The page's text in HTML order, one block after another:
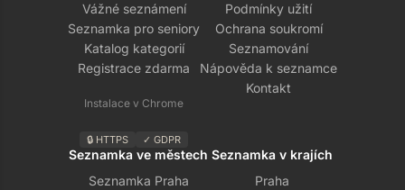
Vážné seznámení
Seznamka pro seniory
Katalog kategorií
Registrace zdarma
Instalace v Chrome
🔒 HTTPS ✓ GDPR
Podmínky užití
Ochrana soukromí
Seznamování
Nápověda k seznamce
Kontakt
Seznamka ve městech
Seznamka Praha
Seznamka v krajích
Praha